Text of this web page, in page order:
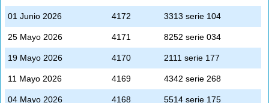
01 Junio 2026 4172 3313 serie 104
25 Mayo 2026 4171 8252 serie 034
19 Mayo 2026 4170 2111 serie 177
11 Mayo 2026 4169 4342 serie 268
04 Mayo 2026 4168 5514 serie 175